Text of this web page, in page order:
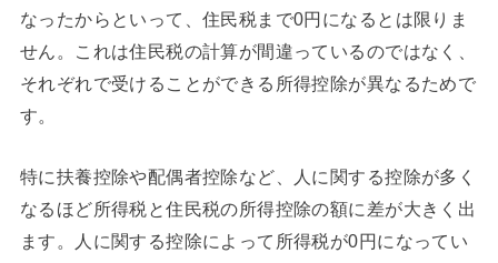
なったからといって、住民税まで0円になるとは限りま
せん。これは住民税の計算が間違っているのではなく、
それぞれで受けることができる所得控除が異なるためで
す。
特に扶養控除や配偶者控除など、人に関する控除が多く
なるほど所得税と住民税の所得控除の額に差が大きく出
ます。人に関する控除によって所得税が0円になってい